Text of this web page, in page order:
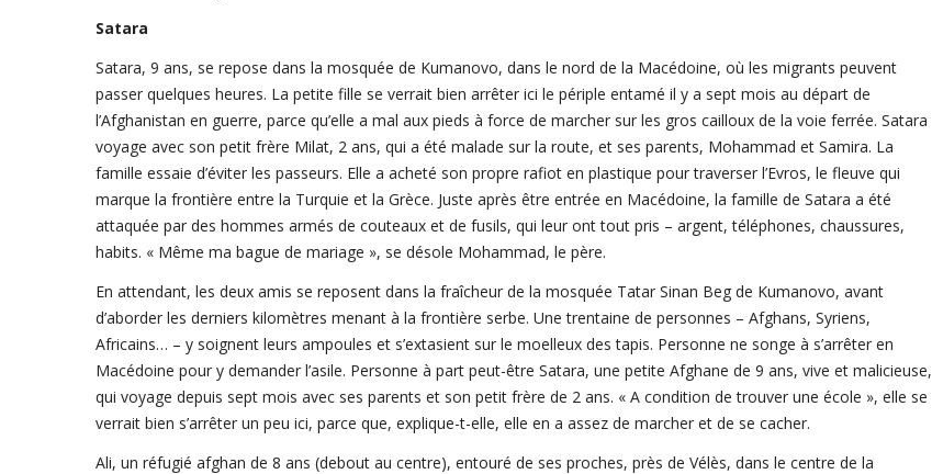
Satara
Satara, 9 ans, se repose dans la mosquée de Kumanovo, dans le nord de la Macédoine, où les migrants peuvent
passer quelques heures. La petite fille se verrait bien arrêter ici le périple entamé il y a sept mois au départ de
l’Afghanistan en guerre, parce qu’elle a mal aux pieds à force de marcher sur les gros cailloux de la voie ferrée. Satara
voyage avec son petit frère Milat, 2 ans, qui a été malade sur la route, et ses parents, Mohammad et Samira. La
famille essaie d’éviter les passeurs. Elle a acheté son propre rafiot en plastique pour traverser l’Evros, le fleuve qui
marque la frontière entre la Turquie et la Grèce. Juste après être entrée en Macédoine, la famille de Satara a été
attaquée par des hommes armés de couteaux et de fusils, qui leur ont tout pris – argent, téléphones, chaussures,
habits. « Même ma bague de mariage », se désole Mohammad, le père.
En attendant, les deux amis se reposent dans la fraîcheur de la mosquée Tatar Sinan Beg de Kumanovo, avant
d’aborder les derniers kilomètres menant à la frontière serbe. Une trentaine de personnes – Afghans, Syriens,
Africains… – y soignent leurs ampoules et s’extasient sur le moelleux des tapis. Personne ne songe à s’arrêter en
Macédoine pour y demander l’asile. Personne à part peut-être Satara, une petite Afghane de 9 ans, vive et malicieuse,
qui voyage depuis sept mois avec ses parents et son petit frère de 2 ans. « A condition de trouver une école », elle se
verrait bien s’arrêter un peu ici, parce que, explique-t-elle, elle en a assez de marcher et de se cacher.
Ali, un réfugié afghan de 8 ans (debout au centre), entouré de ses proches, près de Vélès, dans le centre de la